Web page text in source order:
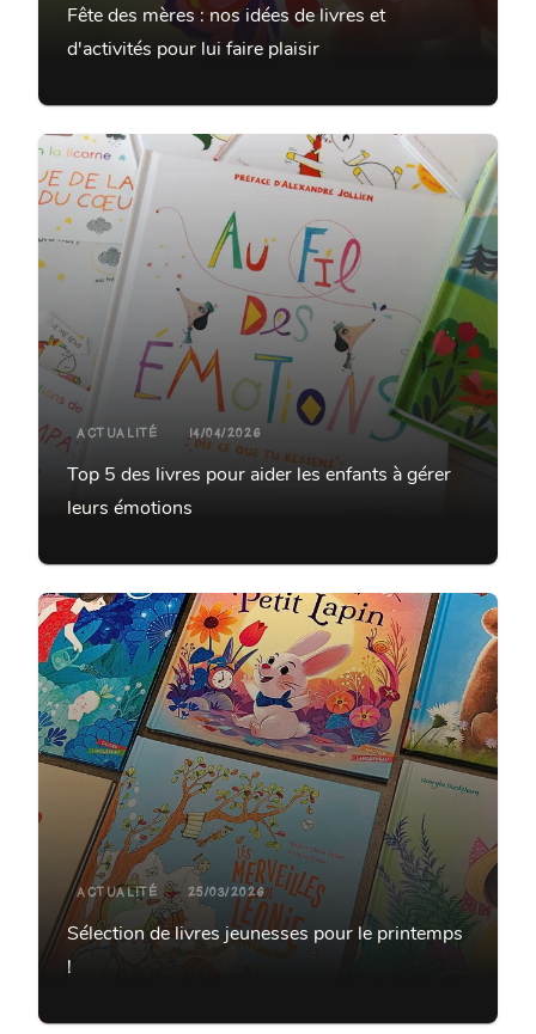
Fête des mères : nos idées de livres et
d'activités pour lui faire plaisir
ACTUALITÉ 14/04/2026
Top 5 des livres pour aider les enfants à gérer
leurs émotions
ACTUALITÉ 25/03/2026
Sélection de livres jeunesses pour le printemps
!